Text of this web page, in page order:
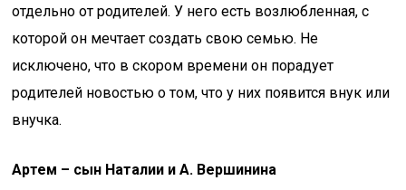
отдельно от родителей. У него есть возлюбленная, с
которой он мечтает создать свою семью. Не
исключено, что в скором времени он порадует
родителей новостью о том, что у них появится внук или
внучка.
Артем – сын Наталии и А. Вершинина